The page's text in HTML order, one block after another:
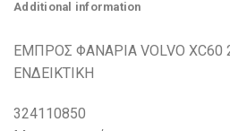
Additional information
ΕΜΠΡΟΣ ΦΑΝΑΡΙΑ VOLVO XC60
ΕΝΔΕΙΚΤΙΚΗ
324110850